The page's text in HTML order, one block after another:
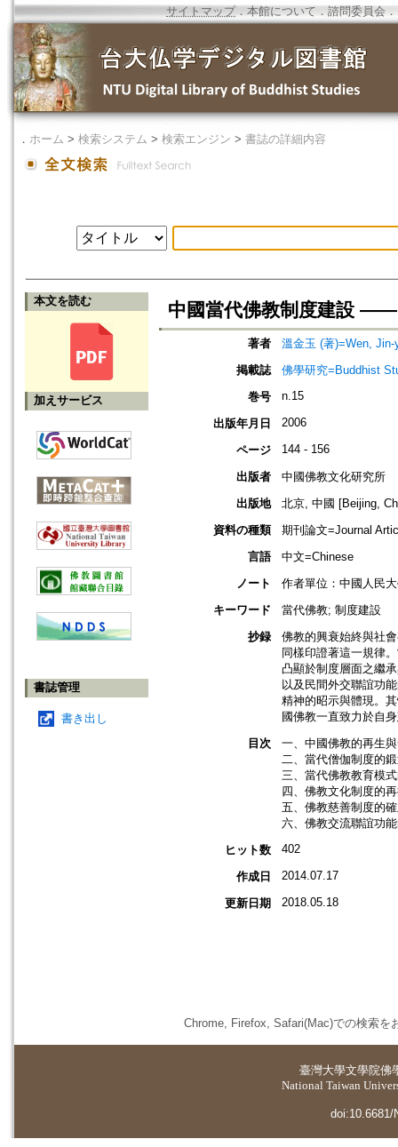
サイトマップ．本館について ． 諮問委員会 ．
． ホーム > 検索システム > 検索エンジン > 書誌の詳細内容
本文を読む
加えサービス
書誌管理
書き出し
中國當代佛教制度建設
著者
溫金玉 (著)=Wen, Jin-
掲載誌
佛學研究=Buddhist
巻号
n.15
出版年月日 2006
ページ 144 - 156
出版者
中國佛教文化研究所
出版地
北京, 中國 [Beijing,
資料の種類
期刊論文=Journal
言語
中文=Chinese
ノート
作者單位：中國人民
キーワード
當代佛教; 制度建設
抄録
佛教的興衰始終與社
同樣印證著這一規律
凸顯於制度層面之繼
以及民間外交聯誼功
精神的昭示與體現。
國佛教一直致力於自
目次
一、中國佛教的再生
二、當代僧伽制度的
三、當代佛教教育模
四、佛教文化制度的
五、佛教慈善制度的
六、佛教交流聯誼功
ヒット数
402
作成日 2014.07.17
更新日期 2018.05.18
Chrome, Firefox, Safari(Mac)での検索を
臺灣大學文學院佛
National Taiwan
doi:10.6681/